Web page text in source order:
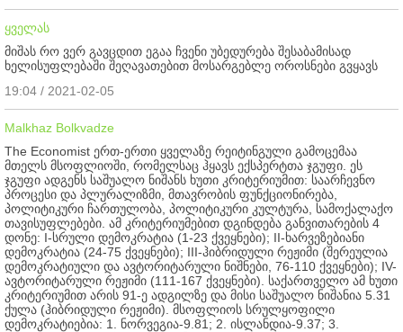
ყველას
მიშას რო ვერ გავცდით ეგაა ჩვენი უბედურება შესაბამისად
ხელისუფლებაში შეღავათებით მოსარგებლე ოროსნები გვყავს
19:04 / 2021-02-05
Malkhaz Bolkvadze
The Economist ერთ-ერთი ყველაზე რეიტინგული გამოცემაა
მთელს მსოფლიოში, რომელსაც ჰყავს ექსპერტთა ჯგუფი. ეს
ჯგუფი ადგენს საშუალო ნიშანს ხუთი კრიტერიუმით: საარჩევნო
პროცესი და პლურალიზმი, მთავრობის ფუნქციონირება,
პოლიტიკური ჩართულობა, პოლიტიკური კულტურა, სამოქალაქო
თავისუფლებები. ამ კრიტერიუმებით დგინდება განვითარების 4
დონე: I-სრული დემოკრატია (1-23 ქვეყნები); II-ხარვეზებიანი
დემოკრატია (24-75 ქვეყნები); III-ჰიბრიდული რეჟიმი (შერეულია
დემოკრატიული და ავტორიტარული ნიშნები, 76-110 ქვეყნები); IV-
ავტორიტარული რეჟიმი (111-167 ქვეყნები). საქართველო ამ ხუთი
კრიტერიუმით არის 91-ე ადგილზე და მისი საშუალო ნიშანია 5.31
ქულა (ჰიბრიდული რეჟიმი). მსოფლიოს სრულყოფილი
დემოკრატიებია: 1. ნორვეგია-9.81; 2. ისლანდია-9.37; 3.